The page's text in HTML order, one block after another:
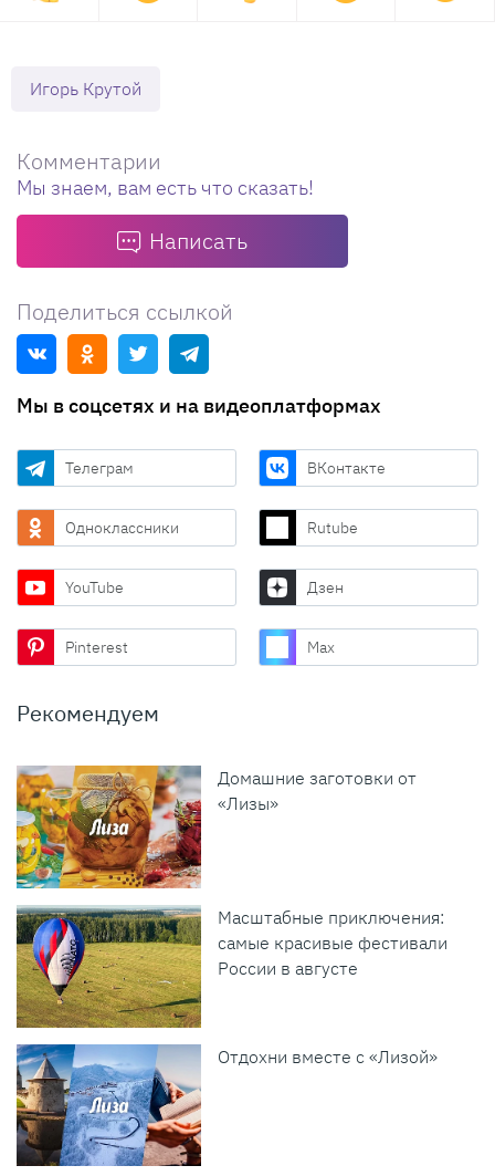
Игорь Крутой
Комментарии
Мы знаем, вам есть что сказать!
Написать
Поделиться ссылкой
Мы в соцсетях и на видеоплатформах
Телеграм ВКонтакте
Одноклассники Rutube
YouTube Дзен
Pinterest Max
Рекомендуем
Домашние заготовки от
«Лизы»
Масштабные приключения:
самые красивые фестивали
России в августе
Отдохни вместе с «Лизой»